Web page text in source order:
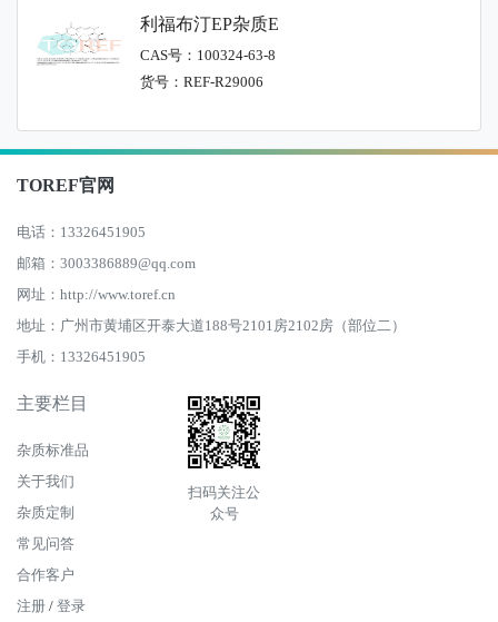
利福布汀EP杂质E
CAS号：100324-63-8
货号：REF-R29006
TOREF官网
电话：13326451905
邮箱：3003386889@qq.com
网址：http://www.toref.cn
地址：广州市黄埔区开泰大道188号2101房2102房（部位二）
手机：13326451905
主要栏目
杂质标准品
关于我们
杂质定制
常见问答
合作客户
注册 / 登录
扫码关注公
众号